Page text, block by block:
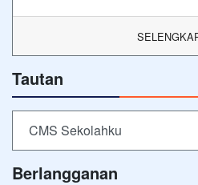
Tautan
CMS Sekolahku
Berlangganan